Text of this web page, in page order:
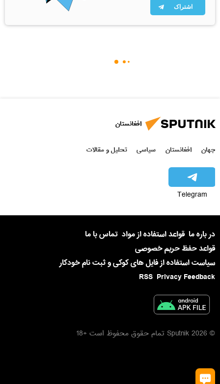
اشتراک
افغانستان
جهان افغانستان سیاسی تحلیل و مقالات
Telegram
در باره ما قواعد استفاده از مواد تماس با ما
قواعد حفظ حریم خصوصی
سیاست استفاده از فایل های کوکی و ثبت نام خودکار
Privacy Feedback
RSS
© 2026 Sputnik تمام حقوق محفوظ است +18